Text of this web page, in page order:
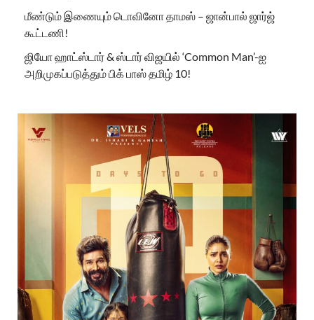
மீண்டும் இணையும் டொவினோ தாமஸ் – ஜான்பால் ஜார்ஜ்
கூட்டணி!
ஜியோ ஹாட்ஸ்டார் & ஸ்டார் விஜயில் ‘Common Man’-ஐ
அறிமுகப்படுத்தும் பிக் பாஸ் தமிழ் 10!